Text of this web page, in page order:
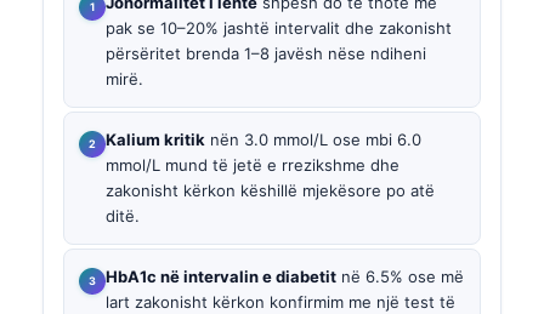
pak se 10–20% jashtë intervalit dhe zakonisht
përsëritet brenda 1–8 javësh nëse ndiheni
mirë.
Kalium kritik nën 3.0 mmol/L ose mbi 6.0
mmol/L mund të jetë e rrezikshme dhe
zakonisht kërkon këshillë mjekësore po atë
ditë.
HbA1c në intervalin e diabetit në 6.5% ose më
lart zakonisht kërkon konfirmim me një test të